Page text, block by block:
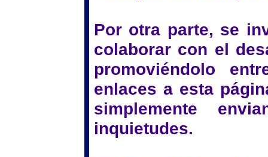
Por otra parte, se
colaborar con el
promoviéndolo
enlaces a esta
simplemente
inquietudes.